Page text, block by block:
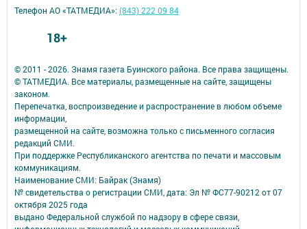
© 2011 - 2026. Знамя газета Буинского района. Все права защищены.
© ТАТМЕДИА. Все материалы, размещенные на сайте, защищены
законом.
Перепечатка, воспроизведение и распространение в любом объеме
информации,
размещенной на сайте, возможна только с письменного согласия
редакций СМИ.
При поддержке Республиканского агентства по печати и массовым
коммуникациям.
Наименование СМИ: Байрак (Знамя)
№ свидетельства о регистрации СМИ, дата: Эл № ФС77-90212 от 07
октября 2025 года
выдано Федеральной службой по надзору в сфере связи,
Телефон АО «ТАТМЕДИА»:(843) 222 09 84
18+